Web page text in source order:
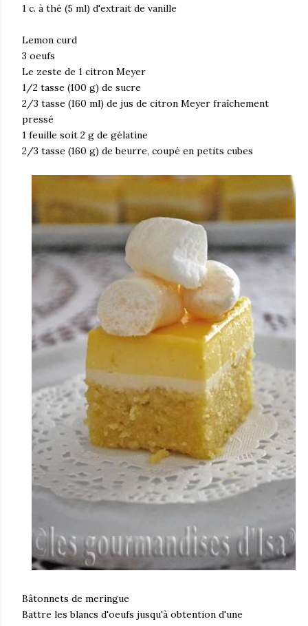
1 c. à thé (5 ml) d'extrait de vanille
Lemon curd
3 oeufs
Le zeste de 1 citron Meyer
1/2 tasse (100 g) de sucre
2/3 tasse (160 ml) de jus de citron Meyer fraîchement
pressé
1 feuille soit 2 g de gélatine
2/3 tasse (160 g) de beurre, coupé en petits cubes
Bâtonnets de meringue
Battre les blancs d'oeufs jusqu'à obtention d'une